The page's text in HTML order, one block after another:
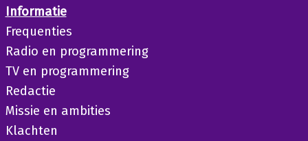
Informatie
Frequenties
Radio en programmering
TV en programmering
Redactie
Missie en ambities
Klachten